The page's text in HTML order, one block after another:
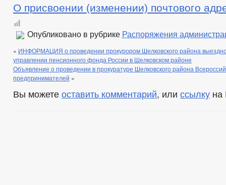
О присвоении (изменении) почтового
Опубликовано в рубрике Распоряжения
« ИНФОРМАЦИЯ о проведении прокурором Шелковского района
управлении пенсионного фонда России в Шелковском районе
Объявление о проведении в прокуратуре Шелковского района
предпринимателей »
Вы можете оставить комментарий, или ссылку на